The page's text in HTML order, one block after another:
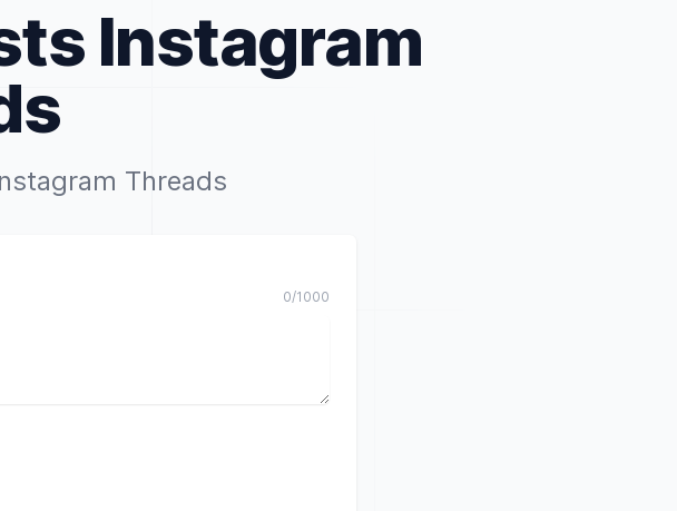
Instagram
Threads
0/1000